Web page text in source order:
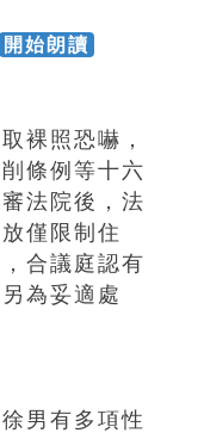
開始朗讀
裸照恐嚇，
條例等十六
法院後，法
僅限制住
合議庭認有
為妥適處
男有多項性